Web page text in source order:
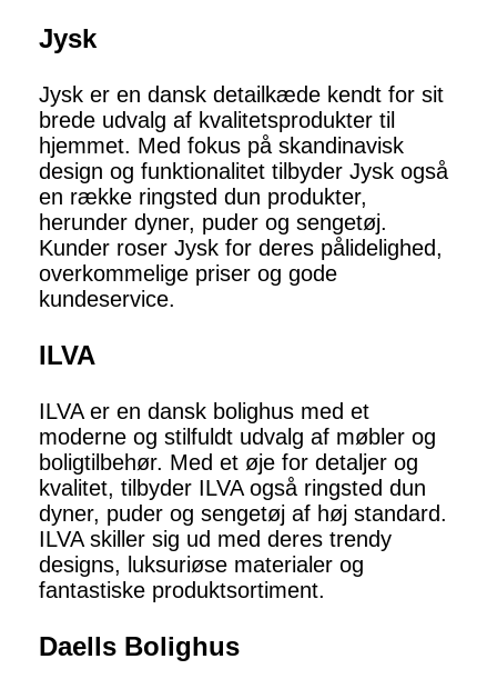
Jysk
Jysk er en dansk detailkæde kendt for sit
brede udvalg af kvalitetsprodukter til
hjemmet. Med fokus på skandinavisk
design og funktionalitet tilbyder Jysk også
en række ringsted dun produkter,
herunder dyner, puder og sengetøj.
Kunder roser Jysk for deres pålidelighed,
overkommelige priser og gode
kundeservice.
ILVA
ILVA er en dansk bolighus med et
moderne og stilfuldt udvalg af møbler og
boligtilbehør. Med et øje for detaljer og
kvalitet, tilbyder ILVA også ringsted dun
dyner, puder og sengetøj af høj standard.
ILVA skiller sig ud med deres trendy
designs, luksuriøse materialer og
fantastiske produktsortiment.
Daells Bolighus